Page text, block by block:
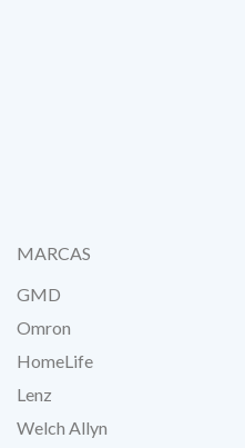
MARCAS
GMD
Omron
HomeLife
Lenz
Welch Allyn